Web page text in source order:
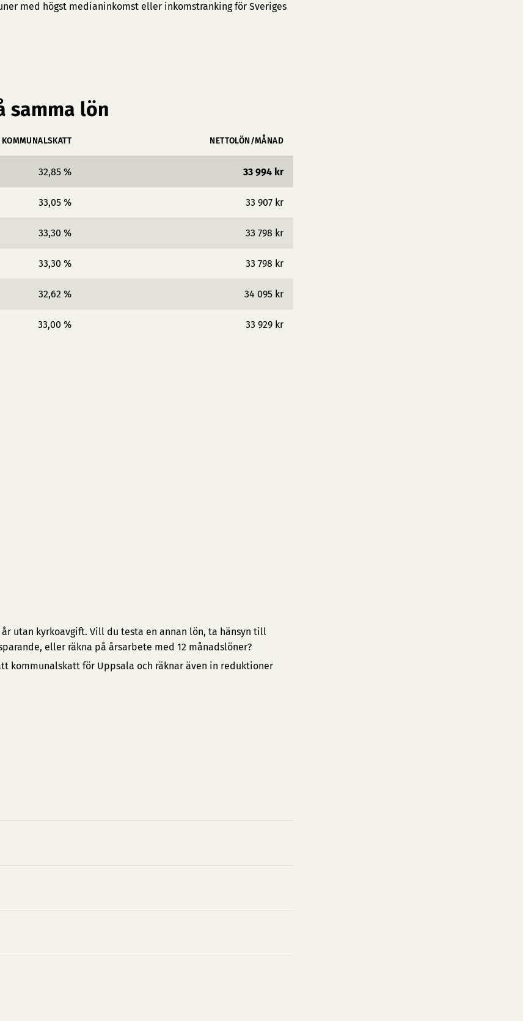
med högst medianinkomst eller inkomstranking för Sveriges
samma lön
KOMMUNALSKATT NETTOLÖN/MÅNAD
32,85 % 33 994 kr
33,05 % 33 907 kr
33,30 % 33 798 kr
33,30 % 33 798 kr
32,62 % 34 095 kr
33,00 % 33 929 kr
utan kyrkoavgift. Vill du testa en annan lön, ta hänsyn till
eller räkna på årsarbete med 12 månadslöner?
kommunalskatt för Uppsala och räknar även in reduktioner